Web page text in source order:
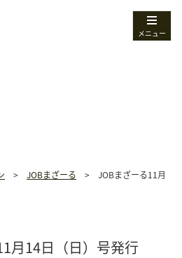
メニュー
> JOBまざーる > JOBまざーる11月
月14日（日）号発行